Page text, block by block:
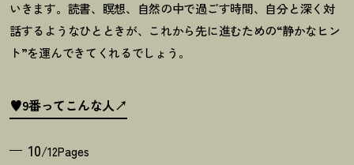
いきます。読書、瞑想、自然の中で過ごす時間、自分と深く対
話するようなひとときが、これから先に進むための“静かなヒン
ト”を運んできてくれるでしょう。
♥9番ってこんな人
10/12Pages